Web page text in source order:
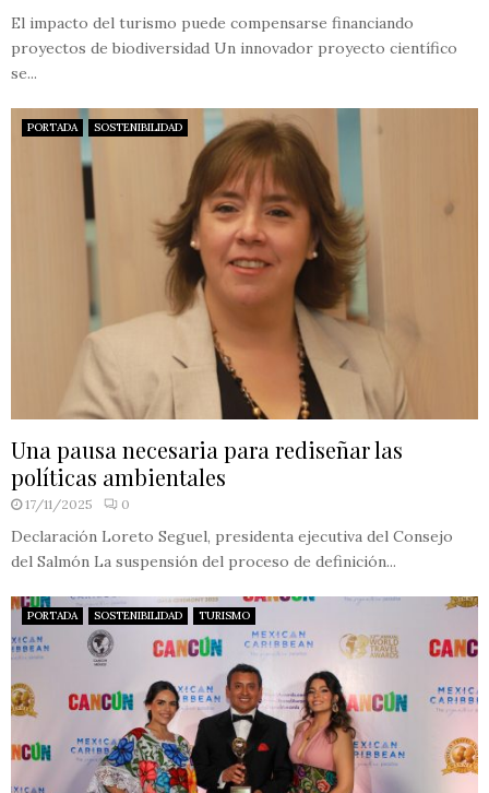
El impacto del turismo puede compensarse financiando
proyectos de biodiversidad Un innovador proyecto científico
se...
PORTADA SOSTENIBILIDAD
Una pausa necesaria para rediseñar las
políticas ambientales
17/11/2025 0
Declaración Loreto Seguel, presidenta ejecutiva del Consejo
del Salmón La suspensión del proceso de definición...
PORTADA SOSTENIBILIDAD TURISMO